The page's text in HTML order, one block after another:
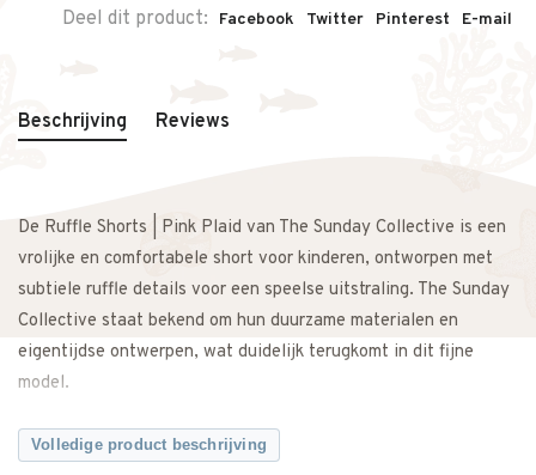
Deel dit product: Facebook Twitter Pinterest E-mail
Beschrijving Reviews
De Ruffle Shorts | Pink Plaid van The Sunday Collective is een
vrolijke en comfortabele short voor kinderen, ontworpen met
subtiele ruffle details voor een speelse uitstraling. The Sunday
Collective staat bekend om hun duurzame materialen en
eigentijdse ontwerpen, wat duidelijk terugkomt in dit fijne
model.
De stof voelt zacht en licht aan op de huid, waardoor deze
Volledige product beschrijving